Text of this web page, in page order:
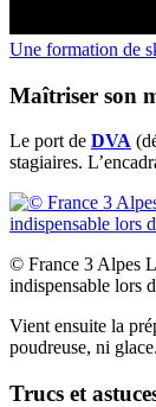
Une formation de
Maîtriser son
Le port de DVA
stagiaires.
© France 3 Alpes
indispensable lors
Vient ensuite la
poudreuse, ni
Trucs et